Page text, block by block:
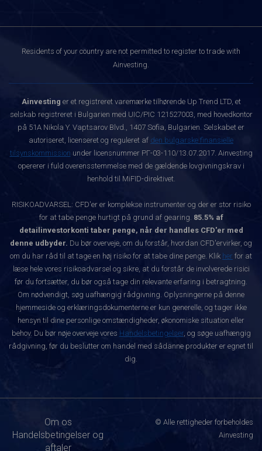
Residents of your country are not permitted to register to trade with
Ainvesting.
Ainvesting er et registreret varemærke tilhørende Up Trend LTD, et
selskab registreret i Bulgarien med UIC/PIC 121527003, med hovedkontor
på 51A Nikola Y. Vaptsarov Blvd., 1407 Sofia, Bulgarien. Selskabet er
autoriseret, licenseret og reguleret af den bulgarske finansielle
tilsynskommission under licensnummer РГ-03-110/13.07.2017. Ainvesting
opererer i fuld overensstemmelse med de gældende lovgivningskrav i
henhold til MiFID-direktivet.
RISIKOADVARSEL: CFD'er er komplekse instrumenter og der er stor risiko
for at tabe penge hurtigt på grund af gearing. 85.5% af
detailinvestorkonti taber penge, når der handles CFD'er med
denne udbyder. Du bør overveje, om du forstår, hvordan CFD'ervirker, og
om du har råd til at tage en høj risiko for at tabe dine penge. Klik her for at
læse hele vores risikoadvarsel og sikre, at du forstår de involverede risici
før du fortsætter, du bør også tage din relevante erfaring i betragtning.
Om nødvendigt, søg uafhængig rådgivning. Oplysningerne på denne
hjemmeside og erklæringsdokumenterne er kun generelle, og tager ikke
hensyn til dine personlige omstændigheder, økonomiske situation eller
behov. Du bør nøje overveje vores Handelsbetingelser, og søge uafhængig
rådgivning, før du beslutter om handel med sådanne produkter er egnet til
dig.
Om os
Handelsbetingelser og
aftaler
© Alle rettigheder forbeholdes
Ainvesting